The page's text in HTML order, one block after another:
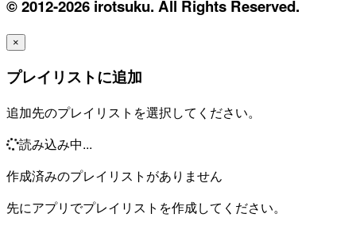
© 2012-2026 irotsuku. All Rights Reserved.
×
プレイリストに追加
追加先のプレイリストを選択してください。
読み込み中...
作成済みのプレイリストがありません
先にアプリでプレイリストを作成してください。